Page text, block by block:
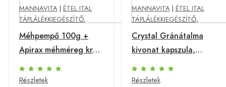
MANNAVITA | ÉTEL ITAL
TÁPLÁLÉKKIEGÉSZÍTŐ,
Méhpempő 100g +
Apirax méhméreg krém
csomag
Részletek
MANNAVITA| ÉTEL ITAL
TÁPLÁLÉKKIEGÉSZÍTŐ,
Crystal Gránátalma
kivonat kapszula,
250db
Részletek